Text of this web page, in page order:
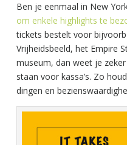
Ben je eenmaal in New
om enkele highlights te
tickets bestelt voor
Vrijheidsbeeld, het Empire
museum, dan weet je
staan voor kassa’s. Zo
dingen en